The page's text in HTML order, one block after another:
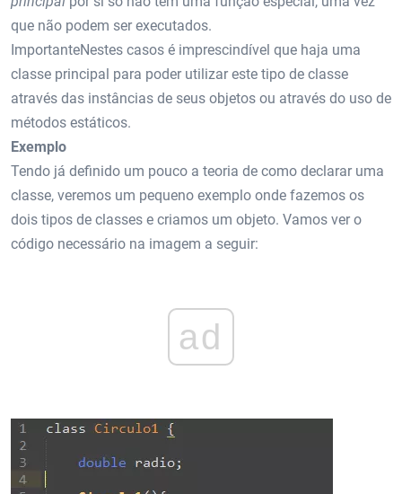
que não podem ser executados.
ImportanteNestes casos é imprescindível que haja uma
classe principal para poder utilizar este tipo de classe
através das instâncias de seus objetos ou através do uso de
métodos estáticos.
Exemplo
Tendo já definido um pouco a teoria de como declarar uma
classe, veremos um pequeno exemplo onde fazemos os
dois tipos de classes e criamos um objeto. Vamos ver o
código necessário na imagem a seguir:
ad